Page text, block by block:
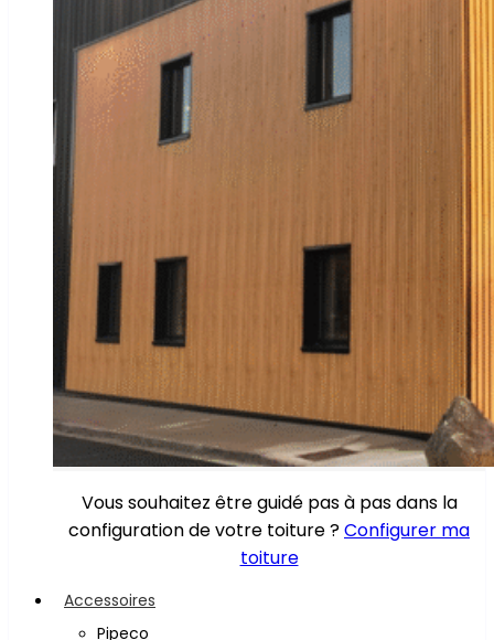
Vous souhaitez être guidé pas à pas dans la
configuration de votre toiture ?Configurer ma
toiture
Accessoires
Pipeco